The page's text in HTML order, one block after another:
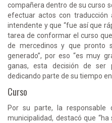
compañera dentro de su curso
efectuar actos con traducción
intendente y que “fue así que
tarea de conformar el curso
de mercedinos y que pronto
generado”, por eso “es muy
ganas, esta decisión de ser
dedicando parte de su tiempo
Curso
Por su parte, la responsable
municipalidad, destacó que